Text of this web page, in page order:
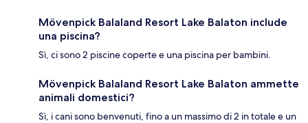
Mövenpick Balaland Resort Lake Balaton include
una piscina?
Sì, ci sono 2 piscine coperte e una piscina per bambini.
Mövenpick Balaland Resort Lake Balaton ammette
animali domestici?
Sì, i cani sono benvenuti, fino a un massimo di 2 in totale e un